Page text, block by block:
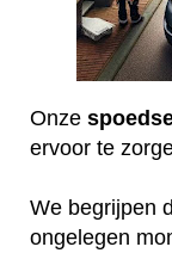
Onze
ervoor te
We begrijpen
ongelegen